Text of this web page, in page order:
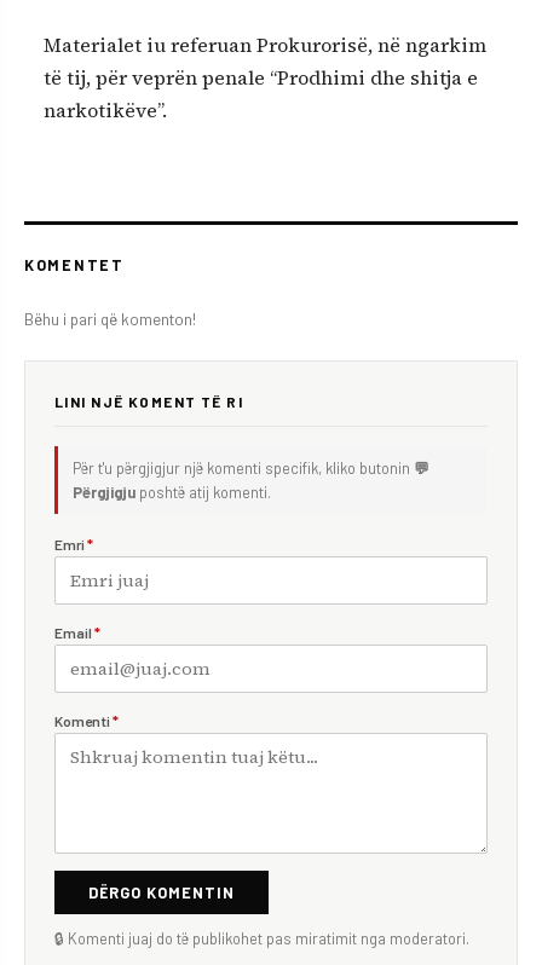
Materialet iu referuan Prokurorisë, në ngarkim
të tij, për veprën penale “Prodhimi dhe shitja e
narkotikëve”.
KOMENTET
Bëhu i pari që komenton!
LINI NJË KOMENT TË RI
Për t'u përgjigjur një komenti specifik, kliko butonin 💬
Përgjigju poshtë atij komenti.
Emri *
Email *
Komenti *
DËRGO KOMENTIN
🔒 Komenti juaj do të publikohet pas miratimit nga moderatori.